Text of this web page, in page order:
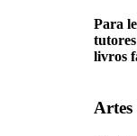
Para
livros
Artes